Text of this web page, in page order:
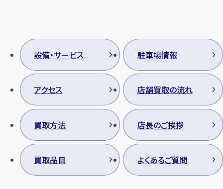
設備・サービス 駐車場情報
アクセス 店舗買取の流れ
買取方法 店長のご挨拶
買取品目 よくあるご質問